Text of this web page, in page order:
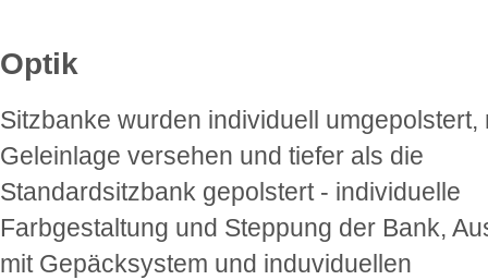
Optik
Sitzbanke wurden individuell umgepolstert,
Geleinlage versehen und tiefer als die
Standardsitzbank gepolstert - individuelle
Farbgestaltung und Steppung der Bank,
mit Gepäcksystem und induviduellen